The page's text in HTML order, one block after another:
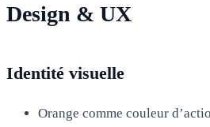
Design & UX
Identité visuelle
Orange comme couleur